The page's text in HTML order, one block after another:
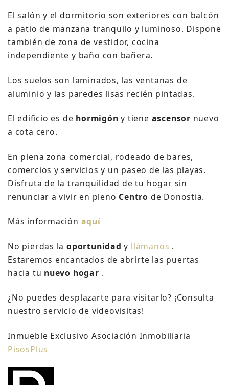
El salón y el dormitorio son exteriores con balcón
a patio de manzana tranquilo y luminoso. Dispone
también de zona de vestidor, cocina
independiente y baño con bañera.
Los suelos son laminados, las ventanas de
aluminio y las paredes lisas recién pintadas.
El edificio es de hormigón y tiene ascensor nuevo
a cota cero.
En plena zona comercial, rodeado de bares,
comercios y servicios y un paseo de las playas.
Disfruta de la tranquilidad de tu hogar sin
renunciar a vivir en pleno Centro de Donostia.
Más información aquí
No pierdas laoportunidad y llámanos .
Estaremos encantados de abrirte las puertas
hacia tu nuevo hogar .
¿No puedes desplazarte para visitarlo? ¡Consulta
nuestro servicio de videovisitas!
Inmueble Exclusivo Asociación Inmobiliaria
PisosPlus